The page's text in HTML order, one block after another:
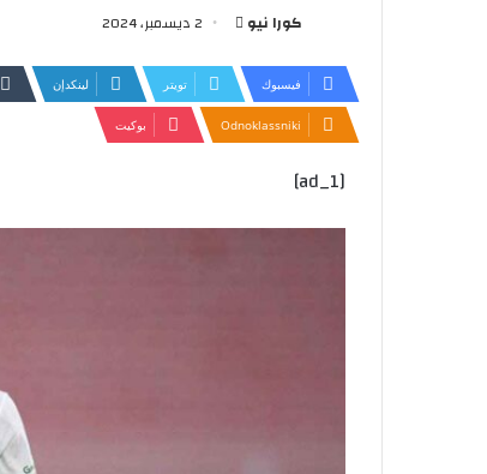
كورا نيو
أرسل
إلكترونيا
2 ديسمبر، 2024
فيسبوك تويتر لينكدإن
Odnoklassniki بوكيت
[ad_1]